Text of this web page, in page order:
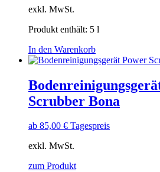
exkl. MwSt.
Produkt enthält: 5 l
In den Warenkorb
Scrubber Bona
ab 85,00 € Tagespreis
exkl. MwSt.
zum Produkt